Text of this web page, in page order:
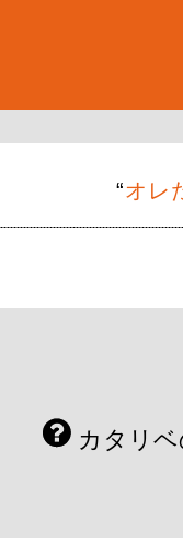
“オレ
カタリ